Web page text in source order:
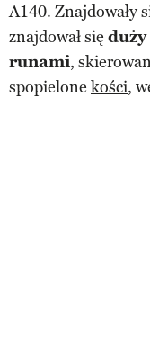
A140. Znajdowały
znajdował się
runami,
spopielone kości,